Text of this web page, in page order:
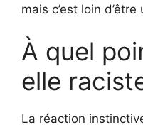
mais c’est loin
À quel
elle
La réaction